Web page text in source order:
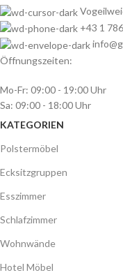
+43 1
Öffnungszeiten:
Mo-Fr: 09:00 - 19:00 Uhr
Sa: 09:00 - 18:00 Uhr
KATEGORIEN
Polstermöbel
Ecksitzgruppen
Esszimmer
Schlafzimmer
Wohnwände
Hotel Möbel